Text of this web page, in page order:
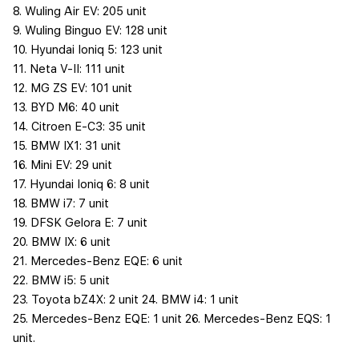
8. Wuling Air EV: 205 unit
9. Wuling Binguo EV: 128 unit
10. Hyundai Ioniq 5: 123 unit
11. Neta V-II: 111 unit
12. MG ZS EV: 101 unit
13. BYD M6: 40 unit
14. Citroen E-C3: 35 unit
15. BMW IX1: 31 unit
16. Mini EV: 29 unit
17. Hyundai Ioniq 6: 8 unit
18. BMW i7: 7 unit
19. DFSK Gelora E: 7 unit
20. BMW IX: 6 unit
21. Mercedes-Benz EQE: 6 unit
22. BMW i5: 5 unit
23. Toyota bZ4X: 2 unit 24. BMW i4: 1 unit
25. Mercedes-Benz EQE: 1 unit 26. Mercedes-Benz EQS: 1
unit.